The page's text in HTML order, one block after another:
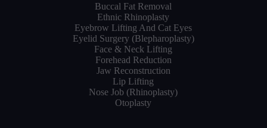
Buccal Fat Removal
Ethnic Rhinoplasty
Eyebrow Lifting And Cat Eyes
Eyelid Surgery (Blepharoplasty)
Face & Neck Lifting
Forehead Reduction
Jaw Reconstruction
Lip Lifting
Nose Job (Rhinoplasty)
Otoplasty